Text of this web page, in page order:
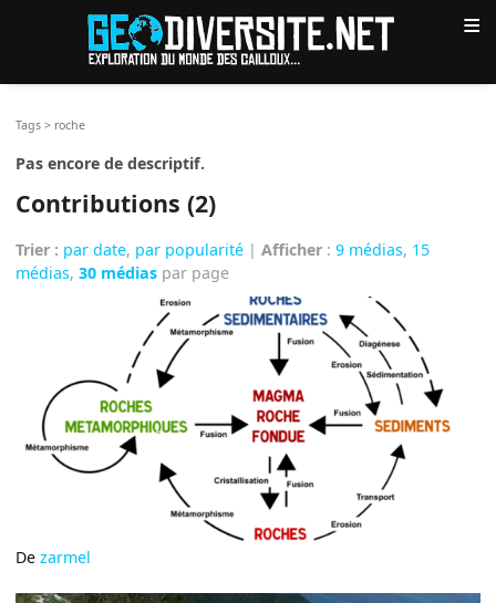
≡
Tags > roche
Pas encore de descriptif.
Contributions (2)
Trier : par date, par popularité |Afficher :9 médias, 15
médias,30 médias par page
Dezarmel